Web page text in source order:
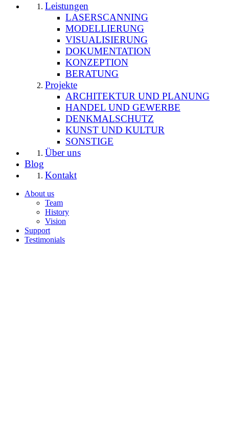
Leistungen
LASERSCANNING
MODELLIERUNG
VISUALISIERUNG
DOKUMENTATION
KONZEPTION
BERATUNG
Projekte
ARCHITEKTUR UND PLANUNG
HANDEL UND GEWERBE
DENKMALSCHUTZ
KUNST UND KULTUR
SONSTIGE
Über uns
Blog
Kontakt
About us
Team
History
Vision
Support
Testimonials